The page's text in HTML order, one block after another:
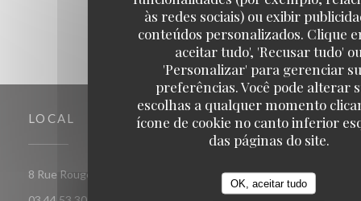
às redes sociais) ou exibir
conteúdos personalizados. Clique
aceitar tudo', 'Recusar tudo'
'Personalizar' para gerenciar
preferências. Você pode alterar
escolhas a qualquer momento
ícone de cookie no canto inferior
das páginas do site.
OK, aceitar tudo
LOCAL
8 Rue Rougemaille, 60300 Senlis
((abre numa nova janela))